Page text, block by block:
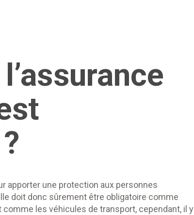
apporter une protection aux personnes
doit donc sûrement être obligatoire comme
les véhicules de transport, cependant, il y